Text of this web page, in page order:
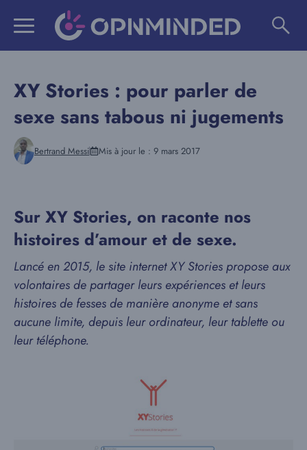
XY Stories : pour parler de
sexe sans tabous ni jugements
Bertrand Messi Mis à jour le : 9 mars 2017
Sur XY Stories, on raconte nos
histoires d’amour et de sexe.
Lancé en 2015, le site internet XY Stories propose aux
volontaires de partager leurs expériences et leurs
histoires de fesses de manière anonyme et sans
aucune limite, depuis leur ordinateur, leur tablette ou
leur téléphone.